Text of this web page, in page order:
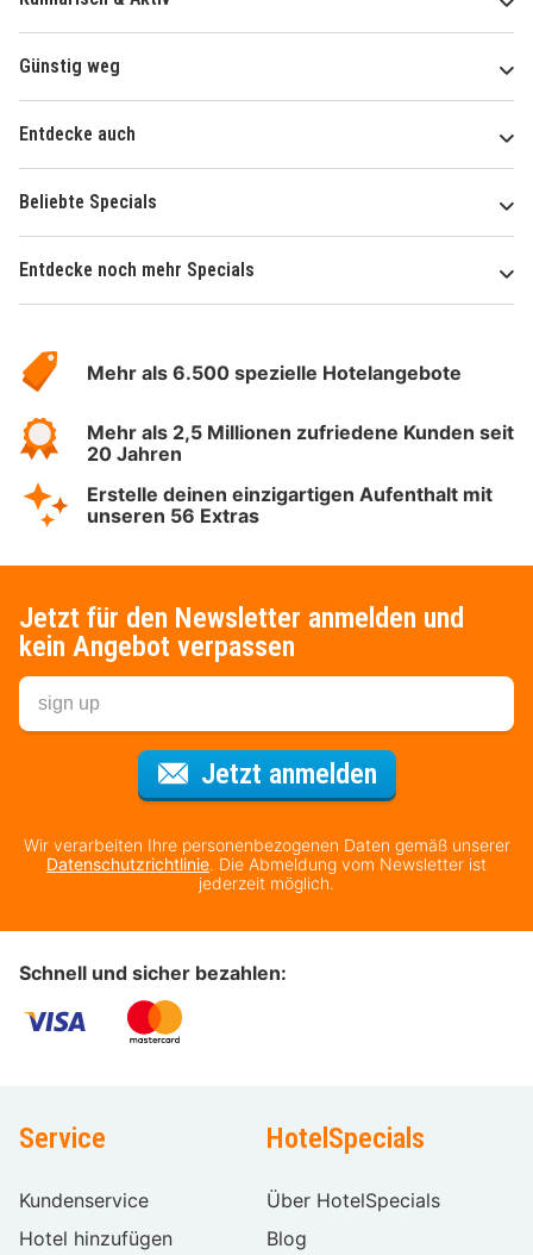
Günstig weg
Entdecke auch
Beliebte Specials
Entdecke noch mehr Specials
Hotelspecials
Mehr als 6.500 spezielle Hotelangebote
Mehr als 2,5 Millionen zufriedene Kunden seit
20 Jahren
Erstelle deinen einzigartigen Aufenthalt mit
unseren 56 Extras
Jetzt für den Newsletter anmelden und
kein Angebot verpassen
Jetzt anmeldenFür den
Wir verarbeiten Ihre personenbezogenen Daten gemäß unserer
Datenschutzrichtlinie. Die Abmeldung vom Newsletter ist
jederzeit möglich.
Schnell und sicher bezahlen:
Service
Kundenservice
Hotel hinzufügen
HotelSpecials
Über HotelSpecials
Blog